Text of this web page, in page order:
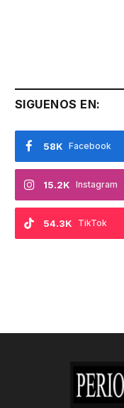
SIGUENOS EN:
Facebook
58K
Instagram
15.2K
TikTok
54.3K